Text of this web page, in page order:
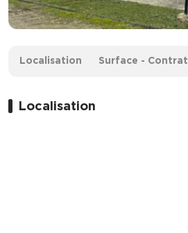
Localisation Surface - Contrat
Localisation